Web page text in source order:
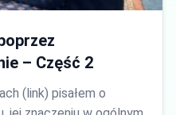
– Część 2
(link) pisałem o